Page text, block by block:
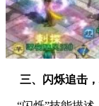
三、闪烁追击